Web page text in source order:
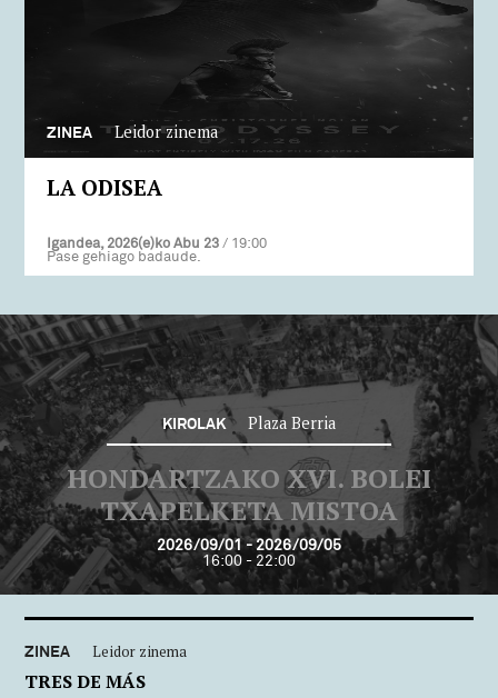
ZINEA Leidor zinema
LA ODISEA
Igandea, 2026(e)ko Abu 23/ 19:00
Pase gehiago badaude.
KIROLAK Plaza Berria
HONDARTZAKO XVI. BOLEI
TXAPELKETA MISTOA
2026/09/01 - 2026/09/05
16:00 - 22:00
ZINEA Leidor zinema
TRES DE MÁS